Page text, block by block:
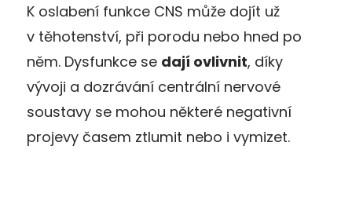
K oslabení funkce CNS může dojít už
v těhotenství, při porodu nebo hned po
něm. Dysfunkce se dají ovlivnit, díky
vývoji a dozrávání centrální nervové
soustavy se mohou některé negativní
projevy časem ztlumit nebo i vymizet.